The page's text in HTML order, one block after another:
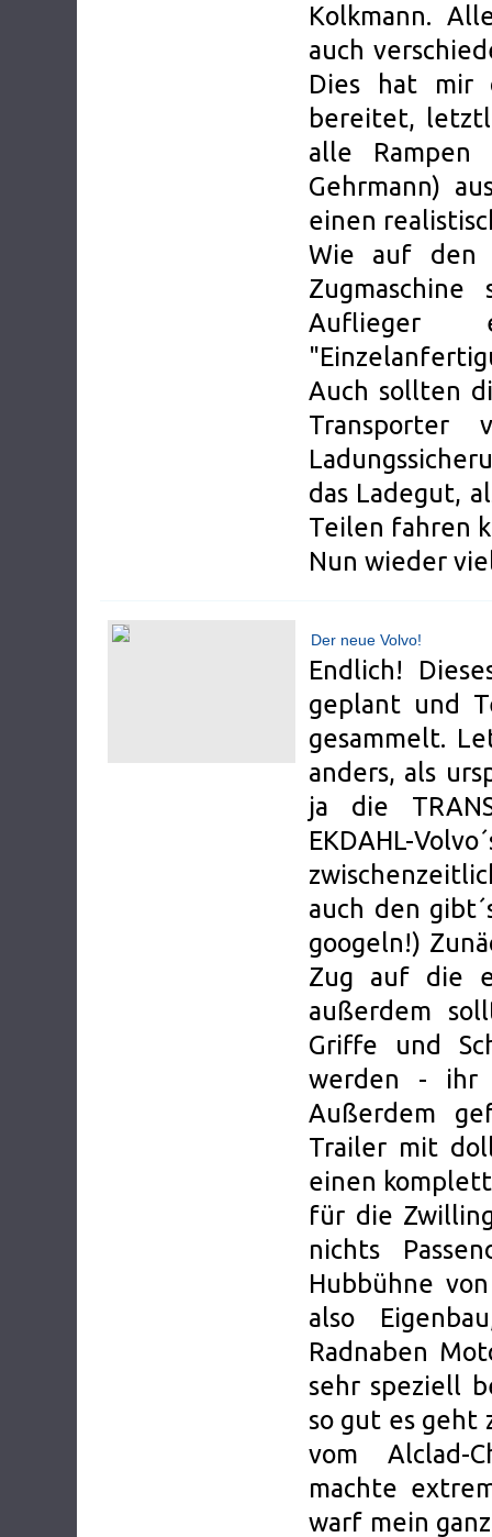
Kolkmann.
auch
Dies hat mir
bereitet,
alle Rampen
Gehrmann)
einen
Wie auf den
Auflieger
Auch sollten
Transporter
das Ladegut,
Teilen fahren
Nun wieder
Der neue Volvo!
Endlich!
geplant und
gesammelt.
anders, als
ja die
EKDAHL-
auch den
googeln!)
Zug auf die
außerdem
Griffe und
werden - ihr
Außerdem
Trailer mit
einen
für die
nichts
Hubbühne
also
Radnaben
sehr speziell
so gut es geht
vom Alclad-
machte
warf mein